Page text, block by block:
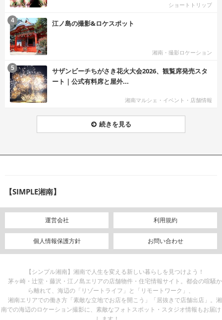
ショートトリップ
江ノ島の撮影&ロケスポット
湘南・撮影ロケーション
4
サザンビーチちがさき花火大会2026、観覧席発売スタ
ート｜公式有料席と屋外...
湘南マルシェ・イベント・店舗情報
5
続きを見る
【SIMPLE湘南】
運営会社 利用規約
個人情報保護方針 お問い合わせ
【シンプル湘南】湘南で人生を変える新しい暮らしを見つけよう！
茅ヶ崎・辻堂・藤沢・江ノ島エリアの店舗物件・住宅情報サイト。都会の喧騒か
ら離れて、海辺の「リゾートライフ」と「リモートワーク」、
湘南エリアでの働き方「素敵な立地でお店を開こう」「居抜きで店舗出店」。湘
南での海辺のロケーション撮影に、素敵なフォトスポット・スタジオ情報もお届け